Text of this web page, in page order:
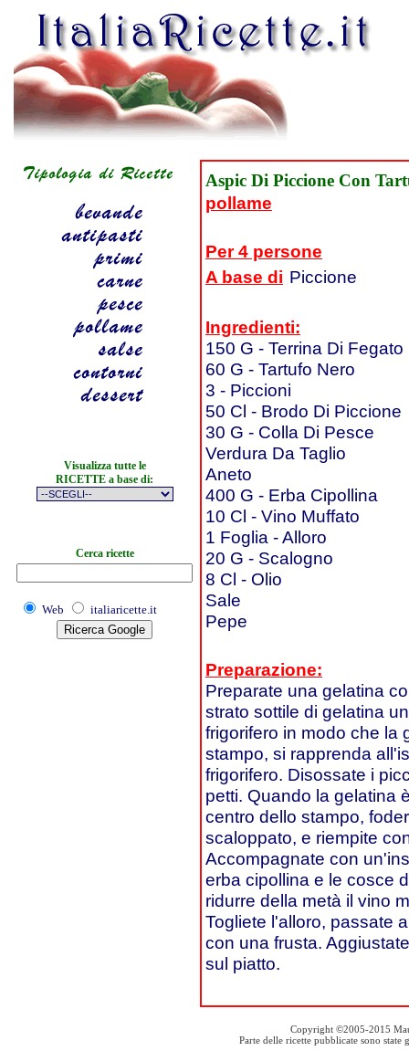
Visualizza tutte le
RICETTE a base di:
Cerca ricette
Web italiaricette.it
Aspic Di Piccione Con
pollame
Per 4 persone
A base di Piccione
Ingredienti:
150 G - Terrina Di
60 G - Tartufo Nero
3 - Piccioni
50 Cl - Brodo Di Piccione
30 G - Colla Di Pesce
Verdura Da Taglio
Aneto
400 G - Erba Cipollina
10 Cl - Vino Muffato
1 Foglia - Alloro
20 G - Scalogno
8 Cl - Olio
Sale
Pepe
Preparazione:
Preparate una gelatina
strato sottile di gelatina
frigorifero in modo che la
stampo, si rapprenda
frigorifero. Disossate i
petti. Quando la gelatina
centro dello stampo,
scaloppato, e riempite
Accompagnate con
erba cipollina e le cosce
ridurre della metà il vino
Togliete l'alloro, passate
con una frusta.
sul piatto.
Copyright ©2005-2015
Parte delle ricette pubblicate sono state